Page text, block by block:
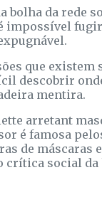
bolha da rede
impossível
que existem
descobrir
mentira.
arretant
é famosa
de máscaras
crítica social